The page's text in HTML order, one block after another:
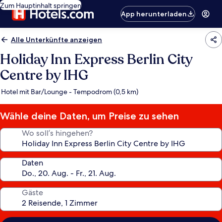
Zum Hauptinhalt springen
App herunterladen
Alle Unterkünfte anzeigen
Holiday Inn Express Berlin City
Centre by IHG
Hotel mit Bar/Lounge - Tempodrom (0,5 km)
Wähle deine Daten, um Preise zu sehen
Wo soll’s hingehen?
Daten
Gäste